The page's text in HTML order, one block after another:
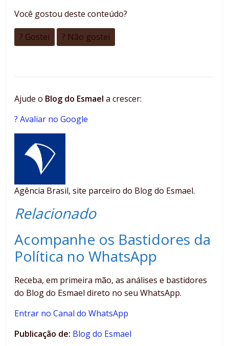
Você gostou deste conteúdo?
? Gostei ? Não gostei
Ajude o Blog do Esmael a crescer:
? Avaliar no Google
Agência Brasil, site parceiro do Blog do Esmael.
Relacionado
Acompanhe os Bastidores da
Política no WhatsApp
Receba, em primeira mão, as análises e bastidores
do Blog do Esmael direto no seu WhatsApp.
Entrar no Canal do WhatsApp
Publicação de: Blog do Esmael